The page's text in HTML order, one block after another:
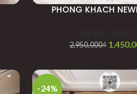
PHONG KHACH
2,950,000₫
-24%